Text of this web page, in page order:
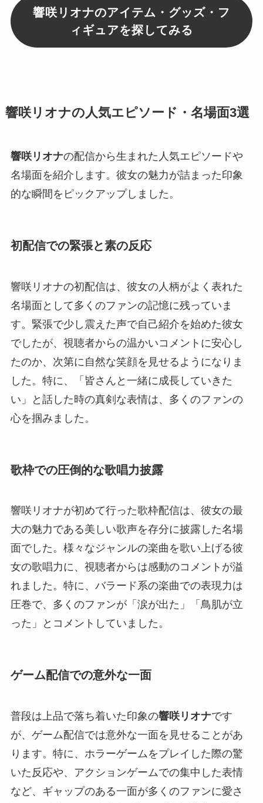
響咲リオナのアイテム・グッズ・フ
ィギュアを探してみる
響咲リオナの人気エピソード・名場面3選
響咲リオナの配信から生まれた人気エピソードや
名場面を紹介します。彼女の魅力が詰まった印象
的な瞬間をピックアップしました。
初配信での緊張と素の反応
響咲リオナの初配信は、彼女の人柄がよく表れた
名場面として多くのファンの記憶に残っていま
す。緊張で少し震えた声で自己紹介を始めた彼女
でしたが、視聴者からの温かいコメントに安心し
たのか、次第に自然な笑顔を見せるようになりま
した。特に、「皆さんと一緒に成長していきた
い」と話した時の真剣な表情は、多くのファンの
心を掴みました。
歌枠での圧倒的な歌唱力披露
響咲リオナが初めて行った歌枠配信は、彼女の最
大の魅力である美しい歌声を存分に披露した名場
面でした。様々なジャンルの楽曲を歌い上げる彼
女の歌唱力に、視聴者からは感動のコメントが溢
れました。特に、バラード系の楽曲での表現力は
圧巻で、多くのファンが「涙が出た」「鳥肌が立
った」とコメントしていました。
ゲーム配信での意外な一面
普段は上品で落ち着いた印象の響咲リオナです
が、ゲーム配信では意外な一面を見せることがあ
ります。特に、ホラーゲームをプレイした際の驚
いた反応や、アクションゲームでの集中した表情
など、ギャップのある一面が多くのファンに愛さ